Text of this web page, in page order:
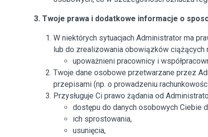
3. Twoje prawa i dodatkowe informacje o
W niektórych sytuacjach Administrator ma
lub do zrealizowania obowiązków
upoważnieni pracownicy i
Twoje dane osobowe przetwarzane przez
przepisami (np. o prowadzeniu
Przysługuje Ci prawo żądania od
dostępu do danych osobowych Ciebie
ich sprostowania,
usunięcia,